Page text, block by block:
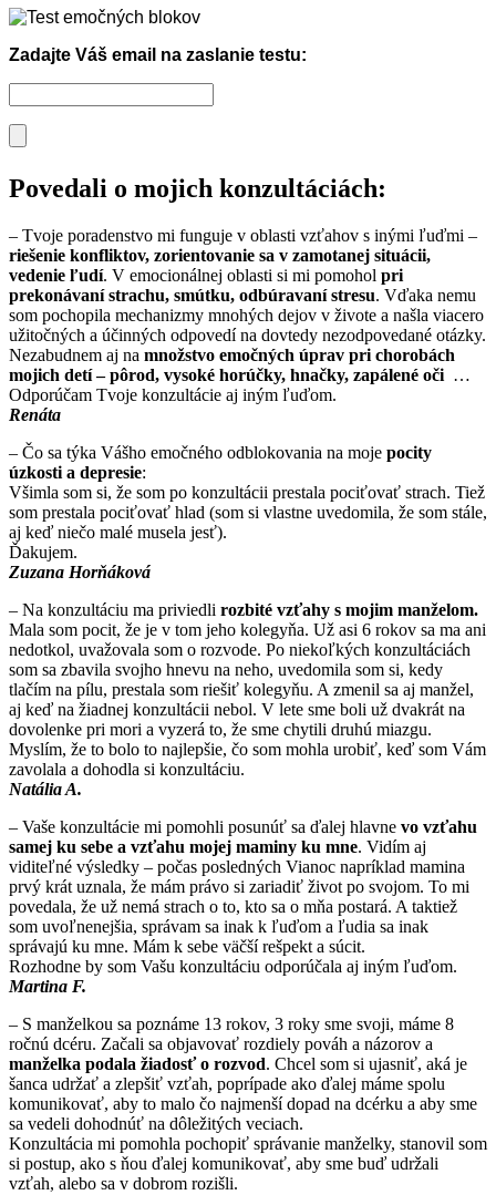
Zadajte Váš email na zaslanie testu:
Povedali o mojich konzultáciách:
– Tvoje poradenstvo mi funguje v oblasti vzťahov s inými ľuďmi –
riešenie konfliktov, zorientovanie sa v zamotanej situácii,
vedenie ľudí. V emocionálnej oblasti si mi pomohol pri
prekonávaní strachu, smútku, odbúravaní stresu. Vďaka nemu
som pochopila mechanizmy mnohých dejov v živote a našla viacero
užitočných a účinných odpovedí na dovtedy nezodpovedané otázky.
Nezabudnem aj na množstvo emočných úprav pri chorobách
mojich detí – pôrod, vysoké horúčky, hnačky, zapálené oči …
Odporúčam Tvoje konzultácie aj iným ľuďom.
Renáta
– Čo sa týka Vášho emočného odblokovania na moje pocity
úzkosti a depresie:
Všimla som si, že som po konzultácii prestala pociťovať strach. Tiež
som prestala pociťovať hlad (som si vlastne uvedomila, že som stále,
aj keď niečo malé musela jesť).
Ďakujem.
Zuzana Horňáková
– Na konzultáciu ma priviedli rozbité vzťahy s mojim manželom.
Mala som pocit, že je v tom jeho kolegyňa. Už asi 6 rokov sa ma ani
nedotkol, uvažovala som o rozvode. Po niekoľkých konzultáciách
som sa zbavila svojho hnevu na neho, uvedomila som si, kedy
tlačím na pílu, prestala som riešiť kolegyňu. A zmenil sa aj manžel,
aj keď na žiadnej konzultácii nebol. V lete sme boli už dvakrát na
dovolenke pri mori a vyzerá to, že sme chytili druhú miazgu.
Myslím, že to bolo to najlepšie, čo som mohla urobiť, keď som Vám
zavolala a dohodla si konzultáciu.
Natália A.
– Vaše konzultácie mi pomohli posunúť sa ďalej hlavne vo vzťahu
samej ku sebe a vzťahu mojej maminy ku mne. Vidím aj
viditeľné výsledky – počas posledných Vianoc napríklad mamina
prvý krát uznala, že mám právo si zariadiť život po svojom. To mi
povedala, že už nemá strach o to, kto sa o mňa postará. A taktiež
som uvoľnenejšia, správam sa inak k ľuďom a ľudia sa inak
správajú ku mne. Mám k sebe väčší rešpekt a súcit.
Rozhodne by som Vašu konzultáciu odporúčala aj iným ľuďom.
Martina F.
– S manželkou sa poznáme 13 rokov, 3 roky sme svoji, máme 8
ročnú dcéru. Začali sa objavovať rozdiely pováh a názorov a
manželka podala žiadosť o rozvod. Chcel som si ujasniť, aká je
šanca udržať a zlepšiť vzťah, poprípade ako ďalej máme spolu
komunikovať, aby to malo čo najmenší dopad na dcérku a aby sme
sa vedeli dohodnúť na dôležitých veciach.
Konzultácia mi pomohla pochopiť správanie manželky, stanovil som
si postup, ako s ňou ďalej komunikovať, aby sme buď udržali
vzťah, alebo sa v dobrom rozišli.